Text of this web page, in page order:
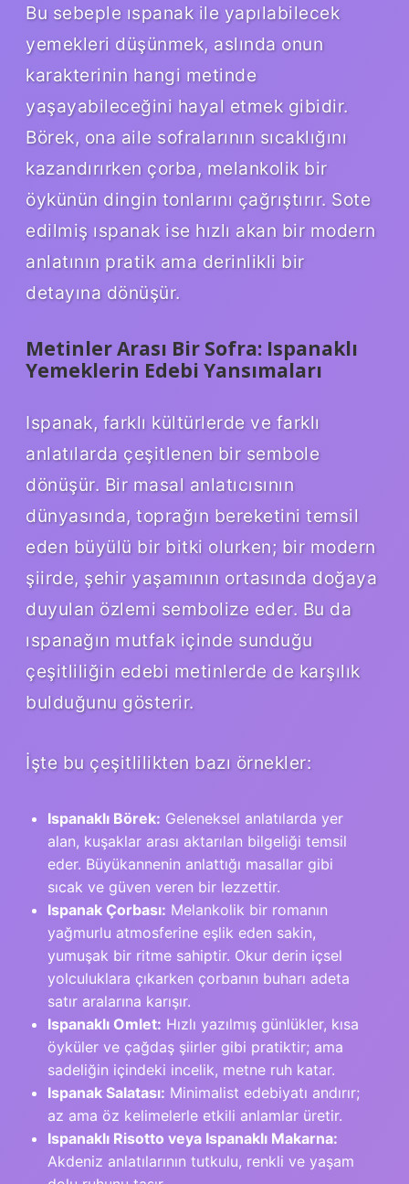
Bu sebeple ıspanak ile yapılabilecek
yemekleri düşünmek, aslında onun
karakterinin hangi metinde
yaşayabileceğini hayal etmek gibidir.
Börek, ona aile sofralarının sıcaklığını
kazandırırken çorba, melankolik bir
öykünün dingin tonlarını çağrıştırır. Sote
edilmiş ıspanak ise hızlı akan bir modern
anlatının pratik ama derinlikli bir
detayına dönüşür.
Metinler Arası Bir Sofra: Ispanaklı
Yemeklerin Edebi Yansımaları
Ispanak, farklı kültürlerde ve farklı
anlatılarda çeşitlenen bir sembole
dönüşür. Bir masal anlatıcısının
dünyasında, toprağın bereketini temsil
eden büyülü bir bitki olurken; bir modern
şiirde, şehir yaşamının ortasında doğaya
duyulan özlemi sembolize eder. Bu da
ıspanağın mutfak içinde sunduğu
çeşitliliğin edebi metinlerde de karşılık
bulduğunu gösterir.
İşte bu çeşitlilikten bazı örnekler:
Ispanaklı Börek: Geleneksel anlatılarda yer
alan, kuşaklar arası aktarılan bilgeliği temsil
eder. Büyükannenin anlattığı masallar gibi
sıcak ve güven veren bir lezzettir.
Ispanak Çorbası: Melankolik bir romanın
yağmurlu atmosferine eşlik eden sakin,
yumuşak bir ritme sahiptir. Okur derin içsel
yolculuklara çıkarken çorbanın buharı adeta
satır aralarına karışır.
Ispanaklı Omlet: Hızlı yazılmış günlükler, kısa
öyküler ve çağdaş şiirler gibi pratiktir; ama
sadeliğin içindeki incelik, metne ruh katar.
Ispanak Salatası: Minimalist edebiyatı andırır;
az ama öz kelimelerle etkili anlamlar üretir.
Ispanaklı Risotto veya Ispanaklı Makarna:
Akdeniz anlatılarının tutkulu, renkli ve yaşam